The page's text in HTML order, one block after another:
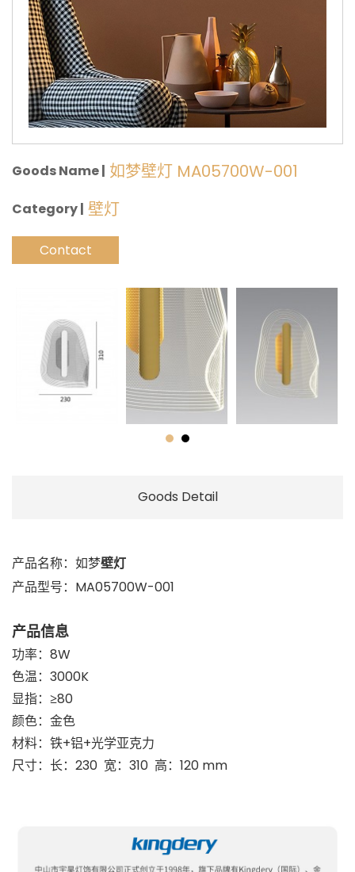
Goods Name | 如梦壁灯 MA05700W-001
Category | 壁灯
Contact
Goods Detail
产品名称：如梦壁灯
产品型号：MA05700W-001
产品信息
功率：8W
色温：3000K
显指：≥80
颜色：金色
材料：铁+铝+光学亚克力
尺寸：长：230 宽：310 高：120 mm